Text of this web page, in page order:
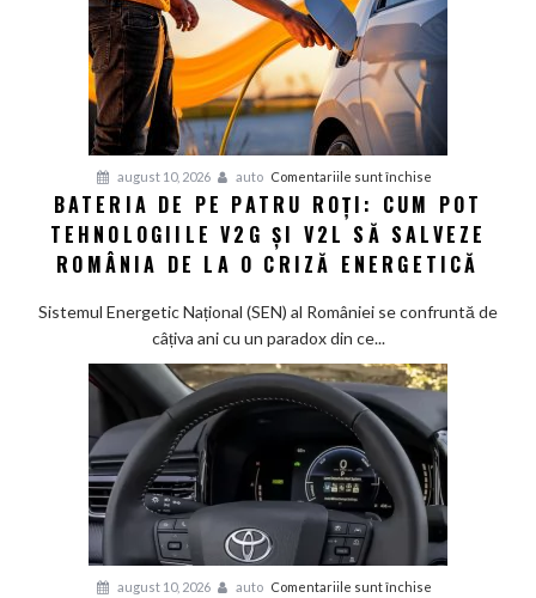
august 10, 2026 auto Comentariile sunt închise
Bateria
de
pe
roți:
tehnologiile
V2G
și
V2L
să
salveze
România
de
BATERIA DE PE PATRU ROȚI: CUM POT
TEHNOLOGIILE V2G ȘI V2L SĂ SALVEZE
ROMÂNIA DE LA O CRIZĂ ENERGETICĂ
Sistemul Energetic Național (SEN) al României se confruntă de
câțiva ani cu un paradox din ce...
august 10, 2026 auto Comentariile sunt închise